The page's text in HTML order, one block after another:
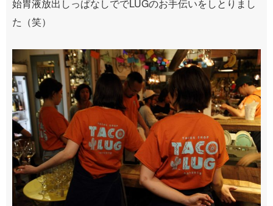
始胃液放出しっぱなしででLUGのお手伝いをしとりまし
た（笑）